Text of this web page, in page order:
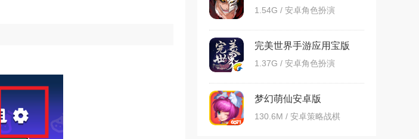
1.54G / 安卓角色扮演
完美世界手游应用宝版
1.37G / 安卓角色扮演
梦幻萌仙安卓版
130.6M / 安卓策略战棋